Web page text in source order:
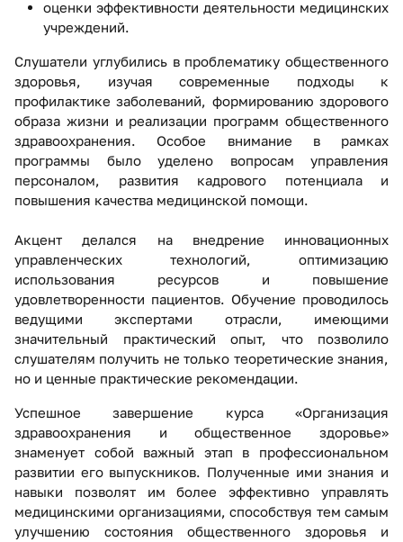
оценки эффективности деятельности медицинских
учреждений.
Слушатели углубились в проблематику общественного
здоровья, изучая современные подходы к
профилактике заболеваний, формированию здорового
образа жизни и реализации программ общественного
здравоохранения. Особое внимание в рамках
программы было уделено вопросам управления
персоналом, развития кадрового потенциала и
повышения качества медицинской помощи.
Акцент делался на внедрение инновационных
управленческих технологий, оптимизацию
использования ресурсов и повышение
удовлетворенности пациентов. Обучение проводилось
ведущими экспертами отрасли, имеющими
значительный практический опыт, что позволило
слушателям получить не только теоретические знания,
но и ценные практические рекомендации.
Успешное завершение курса «Организация
здравоохранения и общественное здоровье»
знаменует собой важный этап в профессиональном
развитии его выпускников. Полученные ими знания и
навыки позволят им более эффективно управлять
медицинскими организациями, способствуя тем самым
улучшению состояния общественного здоровья и